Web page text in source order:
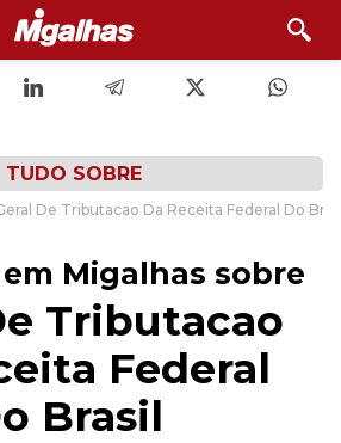
TUDO SOBRE
De Tributacao Da Receita Federal Do
Migalhas sobre
Tributacao
Federal
Brasil